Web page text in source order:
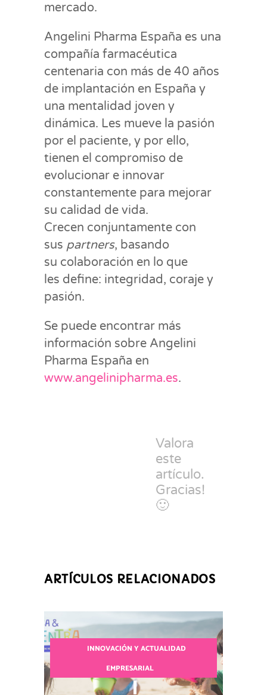
mercado.
Angelini Pharma España es una
compañía farmacéutica
centenaria con más de 40 años
de implantación en España y
una mentalidad joven y
dinámica. Les mueve la pasión
por el paciente, y por ello,
tienen el compromiso de
evolucionar e innovar
constantemente para mejorar
su calidad de vida.
Crecen conjuntamente con
sus partners, basando
su colaboración en lo que
les define: integridad, coraje y
pasión.
Se puede encontrar más
información sobre Angelini
Pharma España en
www.angelinipharma.es.
Valora
este
artículo.
Gracias!
🙂
ARTÍCULOS RELACIONADOS
INNOVACIÓN Y ACTUALIDAD
EMPRESARIAL